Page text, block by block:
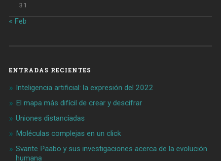
31
« Feb
ENTRADAS RECIENTES
Inteligencia artificial: la expresión del 2022
El mapa más difícil de crear y descifrar
Uniones distanciadas
Moléculas complejas en un click
Svante Pääbo y sus investigaciones acerca de la evolución
humana